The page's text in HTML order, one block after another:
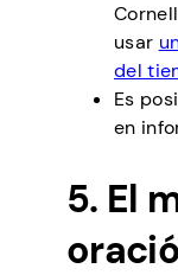
usar
del
Es
en
5. El